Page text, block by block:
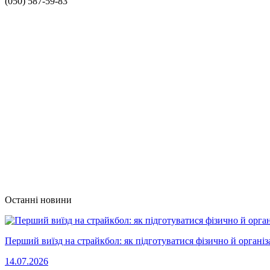
Останні новини
Перший виїзд на страйкбол: як підготуватися фізично й
14.07.2026